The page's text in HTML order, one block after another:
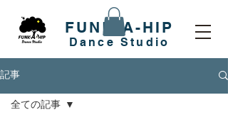
FUNK-A-HIP
​Dance Studio
記事
全ての記事